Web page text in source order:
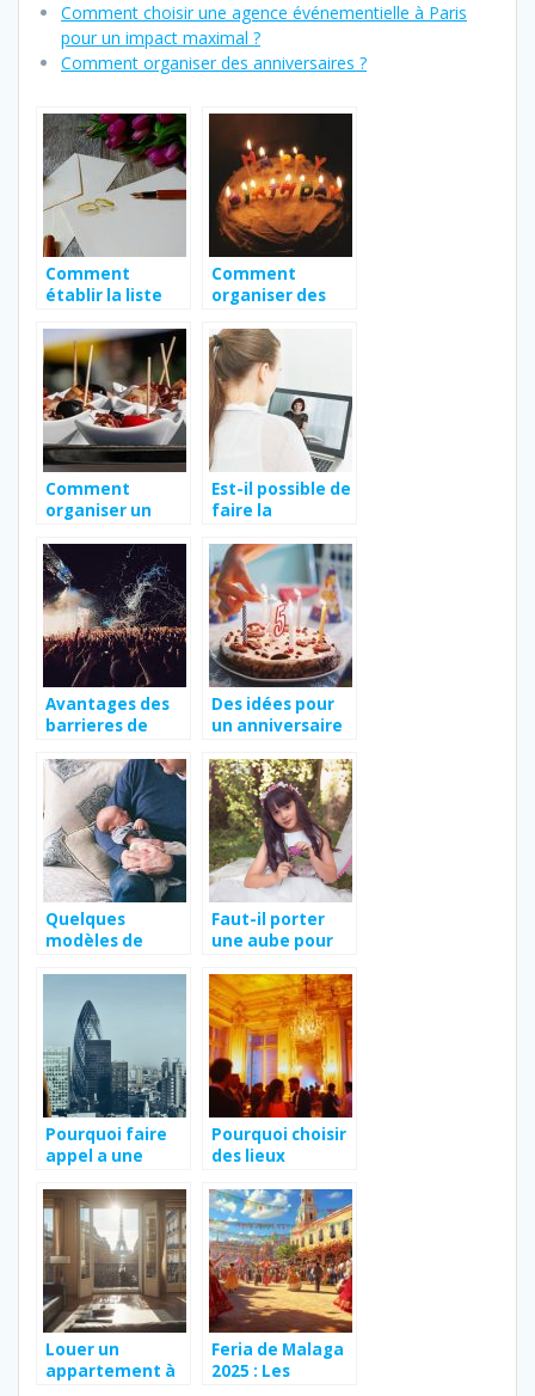
Comment choisir une agence événementielle à Paris
pour un impact maximal ?
Comment organiser des anniversaires ?
Comment
établir la liste
mariage ?
Comment
organiser des
Comment
organiser un
convives ?
Est-il possible de
faire la
HACCP en ligne ?
Avantages des
barrieres de
d’evenements
Des idées pour
un anniversaire
Quelques
modèles de
nouveau parent
Faut-il porter
une aube pour
communion ?
Pourquoi faire
appel a une
securite ?
Pourquoi choisir
des lieux
organiser des
soirées
d’entreprise à
Paris
Louer un
appartement à
Feria de Malaga
2025 : Les